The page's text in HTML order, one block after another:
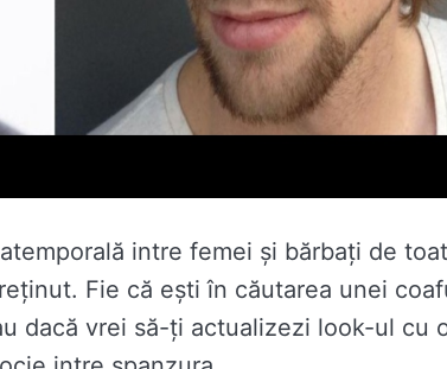
intre femei și bărbați de
Fie că ești în căutarea unei
dacă vrei să-ți actualizezi look-ul cu